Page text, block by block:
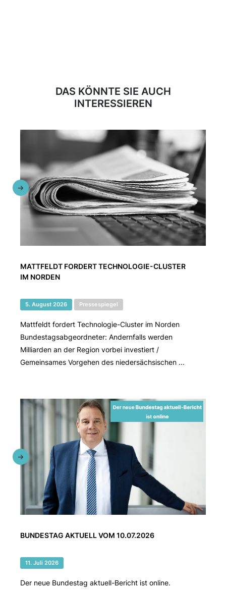
DAS KÖNNTE SIE AUCH
INTERESSIEREN
MATTFELDT FORDERT TECHNOLOGIE-CLUSTER
IM NORDEN
5. August 2026 Pressespiegel
Mattfeldt fordert Technologie-Cluster im Norden
Bundestagsabgeordneter: Andernfalls werden
Milliarden an der Region vorbei investiert /
Gemeinsames Vorgehen des niedersächsischen ...
BUNDESTAG AKTUELL VOM 10.07.2026
11. Juli 2026
Der neue Bundestag aktuell-Bericht ist online.